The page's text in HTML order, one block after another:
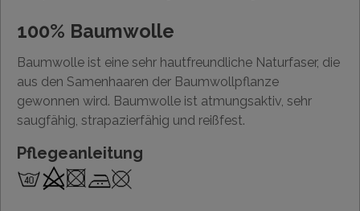
100% Baumwolle
Baumwolle ist eine sehr hautfreundliche Naturfaser, die
aus den Samenhaaren der Baumwollpflanze
gewonnen wird. Baumwolle ist atmungsaktiv, sehr
saugfähig, strapazierfähig und reißfest.
Pflegeanleitung